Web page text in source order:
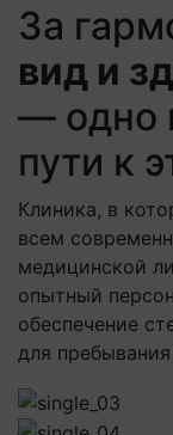
За
вид и
— одно
пути к
Клиника, в
всем
медицинской
опытный
обеспечение
для